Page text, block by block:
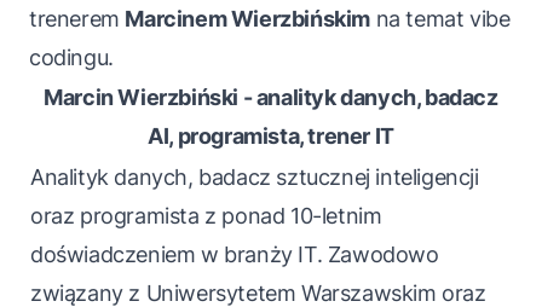
trenerem Marcinem Wierzbińskim na temat vibe
codingu.
Marcin Wierzbiński - analityk danych, badacz
AI, programista, trener IT
Analityk danych, badacz sztucznej inteligencji
oraz programista z ponad 10-letnim
doświadczeniem w branży IT. Zawodowo
związany z Uniwersytetem Warszawskim oraz